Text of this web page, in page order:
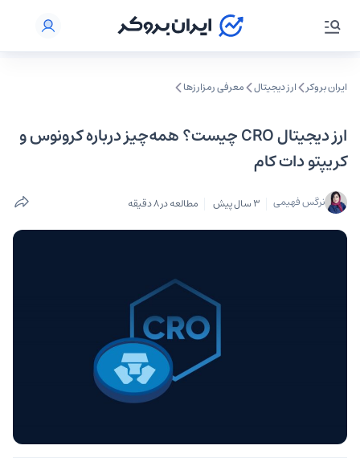
ایران بروکر ارز دیجیتال معرفی رمزارزها
ارز دیجیتال CRO چیست؟ همه‌چیز درباره کرونوس و
کریپتو دات کام
نرگس فهیمی 3 سال پیش مطالعه در 8 دقیقه